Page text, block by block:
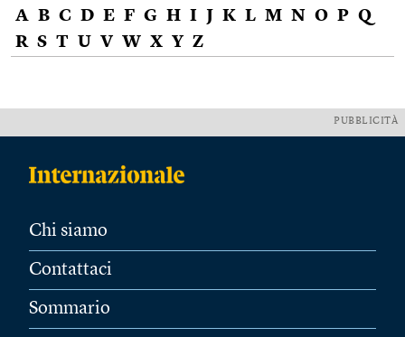
A B C D E F G H I J K L M N O P Q
R S T U V W X Y Z
PUBBLICITÀ
Chi siamo
Contattaci
Sommario